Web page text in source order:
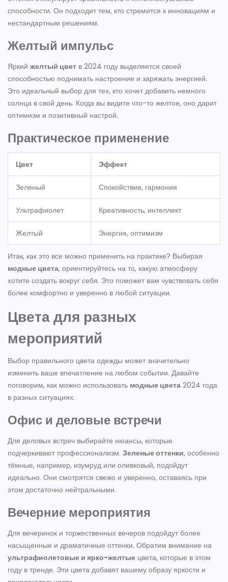
способности. Он подходит тем, кто стремится к инновациям и
нестандартным решениям.
Желтый импульс
Яркий желтый цвет в 2024 году выделяется своей
способностью поднимать настроение и заряжать энергией.
Это идеальный выбор для тех, кто хочет добавить немного
солнца в свой день. Когда вы видите что-то желтое, оно дарит
оптимизм и позитивный настрой.
Практическое применение
Цвет Эффект
Зеленый Спокойствие, гармония
Ультрафиолет Креативность, интеллект
Желтый Энергия, оптимизм
Итак, как это все можно применить на практике? Выбирая
модные цвета, ориентируйтесь на то, какую атмосферу
хотите создать вокруг себя. Это поможет вам чувствовать себя
более комфортно и уверенно в любой ситуации.
Цвета для разных
мероприятий
Выбор правильного цвета одежды может значительно
изменить ваше впечатление на любом событии. Давайте
поговорим, как можно использовать модные цвета 2024 года
в разных ситуациях.
Офис и деловые встречи
Для деловых встреч выбирайте нюансы, которые
подчеркивают профессионализм. Зеленые оттенки, особенно
тёмные, например, изумруд или оливковый, подойдут
идеально. Они смотрятся свежо и уверенно, оставаясь при
этом достаточно нейтральными.
Вечерние мероприятия
Для вечеринок и торжественных вечеров подойдут более
насыщенные и драматичные оттенки. Обратим внимание на
ультрафиолетовые и ярко-желтые цвета, которые в этом
году в тренде. Эти цвета добавят вашему образу яркости и